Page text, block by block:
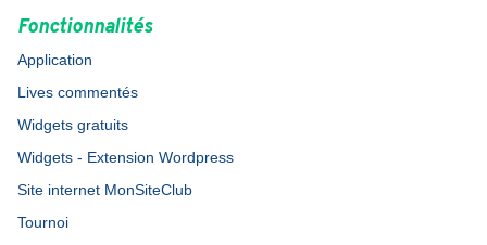
Fonctionnalités
Application
Lives commentés
Widgets gratuits
Widgets - Extension Wordpress
Site internet MonSiteClub
Tournoi